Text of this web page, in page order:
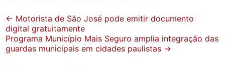
Post
navigation
← Motorista de São José pode emitir documento
digital gratuitamente
Programa Município Mais Seguro amplia integração das
guardas municipais em cidades paulistas →